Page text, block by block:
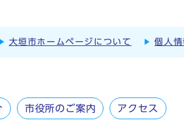
大垣市ホームページについて 個人
市役所のご案内 アクセス